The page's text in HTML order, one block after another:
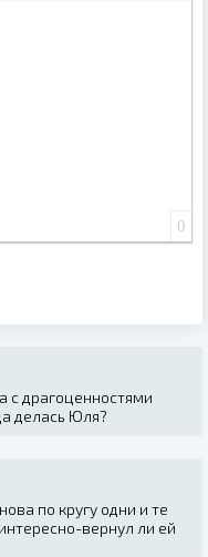
0
с драгоценностями
делась Юля?
по кругу одни и те
вернул ли ей